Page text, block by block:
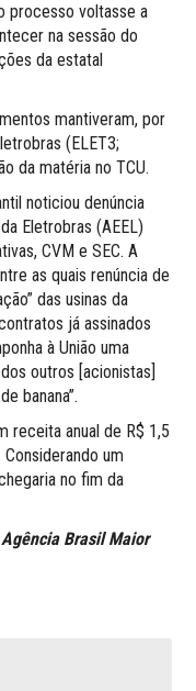
processo voltasse a
na sessão do
da estatal
mantiveram, por
(ELET3;
da matéria no TCU.
noticiou denúncia
Eletrobras (AEEL)
CVM e SEC. A
as quais renúncia de
das usinas da
já assinados
à União uma
outros [acionistas]
banana”.
receita anual de R$ 1,5
um
no fim da
Agência Brasil Maior